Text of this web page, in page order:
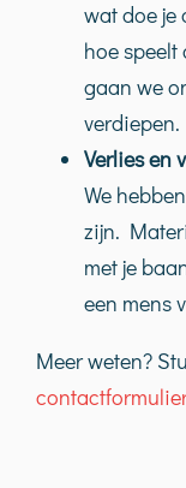
wat doe je
hoe speelt
gaan we
verdiepen.
Verlies en
We
zijn.
met je
een mens
Meer weten?
contactformulier